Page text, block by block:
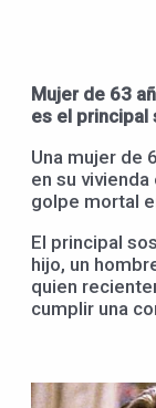
Mujer de 63
es el principal
Una mujer de
en su
golpe mortal
El principal
hijo, un
quien
cumplir una